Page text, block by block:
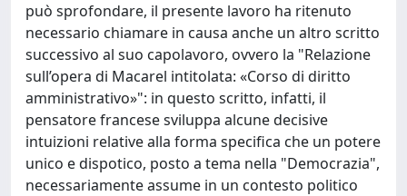
può sprofondare, il presente lavoro ha ritenuto
necessario chiamare in causa anche un altro scritto
successivo al suo capolavoro, ovvero la "Relazione
sull’opera di Macarel intitolata: «Corso di diritto
amministrativo»": in questo scritto, infatti, il
pensatore francese sviluppa alcune decisive
intuizioni relative alla forma specifica che un potere
unico e dispotico, posto a tema nella "Democrazia",
necessariamente assume in un contesto politico